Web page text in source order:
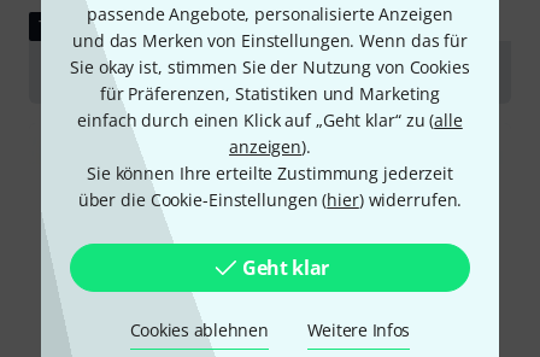
passende Angebote, personalisierte Anzeigen
und das Merken von Einstellungen. Wenn das für
Sie okay ist, stimmen Sie der Nutzung von Cookies
für Präferenzen, Statistiken und Marketing
einfach durch einen Klick auf „Geht klar“ zu (alle
anzeigen).
Sie können Ihre erteilte Zustimmung jederzeit
über die Cookie-Einstellungen (hier) widerrufen.
Geht klar
Cookies ablehnen Weitere Infos
TESTBERICHT
Sonitus Acoustics Kicker Bassdrum Dämpfung